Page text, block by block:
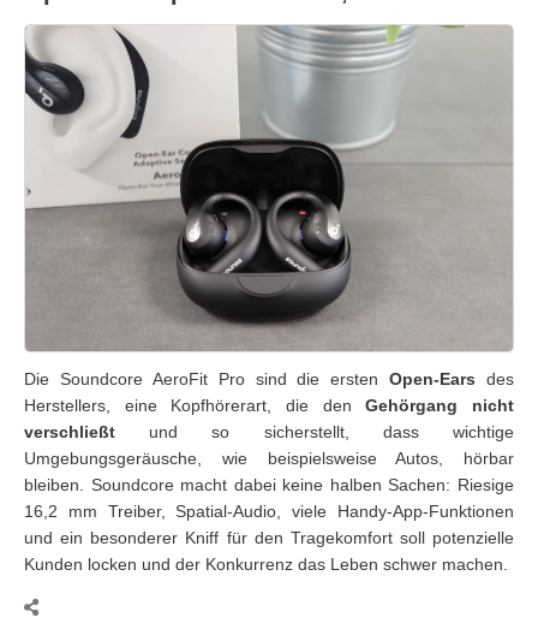
Die Soundcore AeroFit Pro sind die erstenOpen-Ears des
Herstellers, eine Kopfhörerart, die denGehörgang nicht
verschließt und so sicherstellt, dass wichtige
Umgebungsgeräusche, wie beispielsweise Autos, hörbar
bleiben. Soundcore macht dabei keine halben Sachen: Riesige
16,2 mm Treiber, Spatial-Audio, viele Handy-App-Funktionen
und ein besonderer Kniff für den Tragekomfort soll potenzielle
Kunden locken und der Konkurrenz das Leben schwer machen.